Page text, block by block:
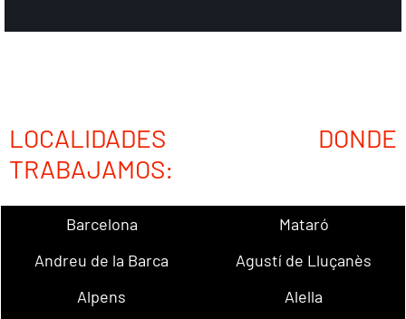
LOCALIDADES DONDE
TRABAJAMOS:
Barcelona
Mataró
Andreu de la Barca
Agustí de Lluçanès
Alpens
Alella